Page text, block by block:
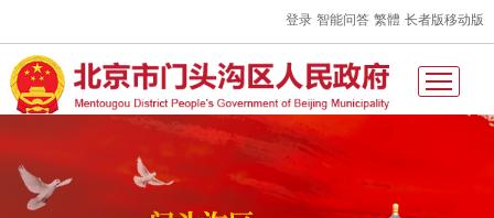
登录 智能问答 繁體 长者版移动版